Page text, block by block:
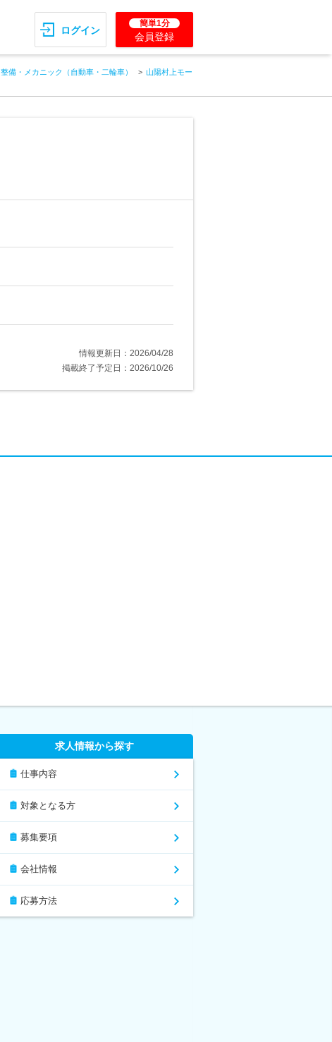
ログイン
簡単1分
会員登録
整備・メカニック（自動車・二輪車）
山陽村上モー
情報更新日：2026/04/28
掲載終了予定日：2026/10/26
求人情報から探す
仕事内容
対象となる方
募集要項
会社情報
応募方法